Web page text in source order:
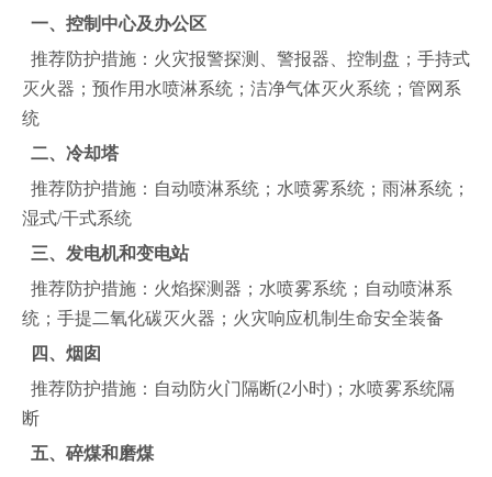
一、控制中心及办公区
推荐防护措施：火灾报警探测、警报器、控制盘；手持式
灭火器；预作用水喷淋系统；洁净气体灭火系统；管网系
统
二、冷却塔
推荐防护措施：自动喷淋系统；水喷雾系统；雨淋系统；
湿式/干式系统
三、发电机和变电站
推荐防护措施：火焰探测器；水喷雾系统；自动喷淋系
统；手提二氧化碳灭火器；火灾响应机制生命安全装备
四、烟囱
推荐防护措施：自动防火门隔断(2小时)；水喷雾系统隔
断
五、碎煤和磨煤